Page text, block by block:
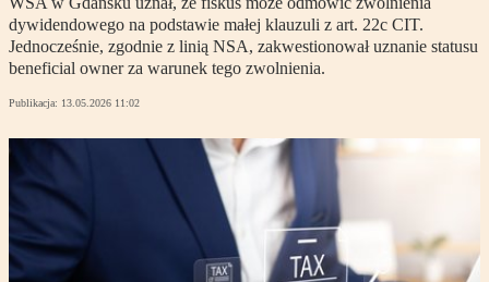
dywidendowego na podstawie małej klauzuli z art. 22c CIT.
Jednocześnie, zgodnie z linią NSA, zakwestionował uznanie statusu
beneficial owner za warunek tego zwolnienia.
Publikacja: 13.05.2026 11:02